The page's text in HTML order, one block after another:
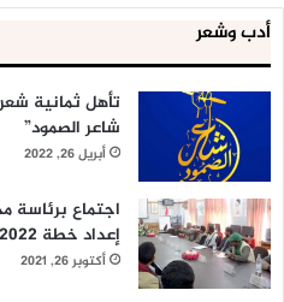
أدب وشعر
تأهل ثمانية
شاعر الصمود”
أبريل 26, 2022
اجتماع
إعداد خطة 2022م
أكتوبر 26, 2021